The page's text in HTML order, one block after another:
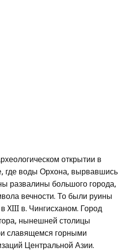
открытии в
где воды Орхона, вырвавшись
развалины большого города,
вечности. То были руины
XIII в. Чингисханом. Город
нынешней столицы
славящемся горными
Центральной Азии.